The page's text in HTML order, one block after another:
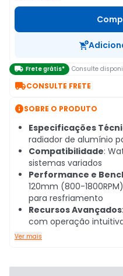
 Frete grátis* Consulte
CONSULTE FRETE
SOBRE O PRODUTO
Especificações
radiador de alumínio
Compatibilidade:
sistemas variados
Performance e
120mm (800-
para resfriamento
Recursos Avançados
com operação
Ver mais